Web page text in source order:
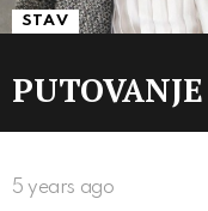
STAV
5 years ago